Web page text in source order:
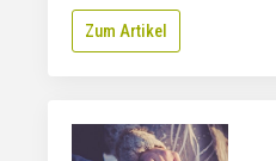
Zum Artikel